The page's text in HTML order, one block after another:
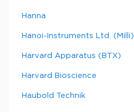
Hanna
Hanoi-Instruments Ltd. (Milli)
Harvard Apparatus (BTX)
Harvard Bioscience
Haubold Technik